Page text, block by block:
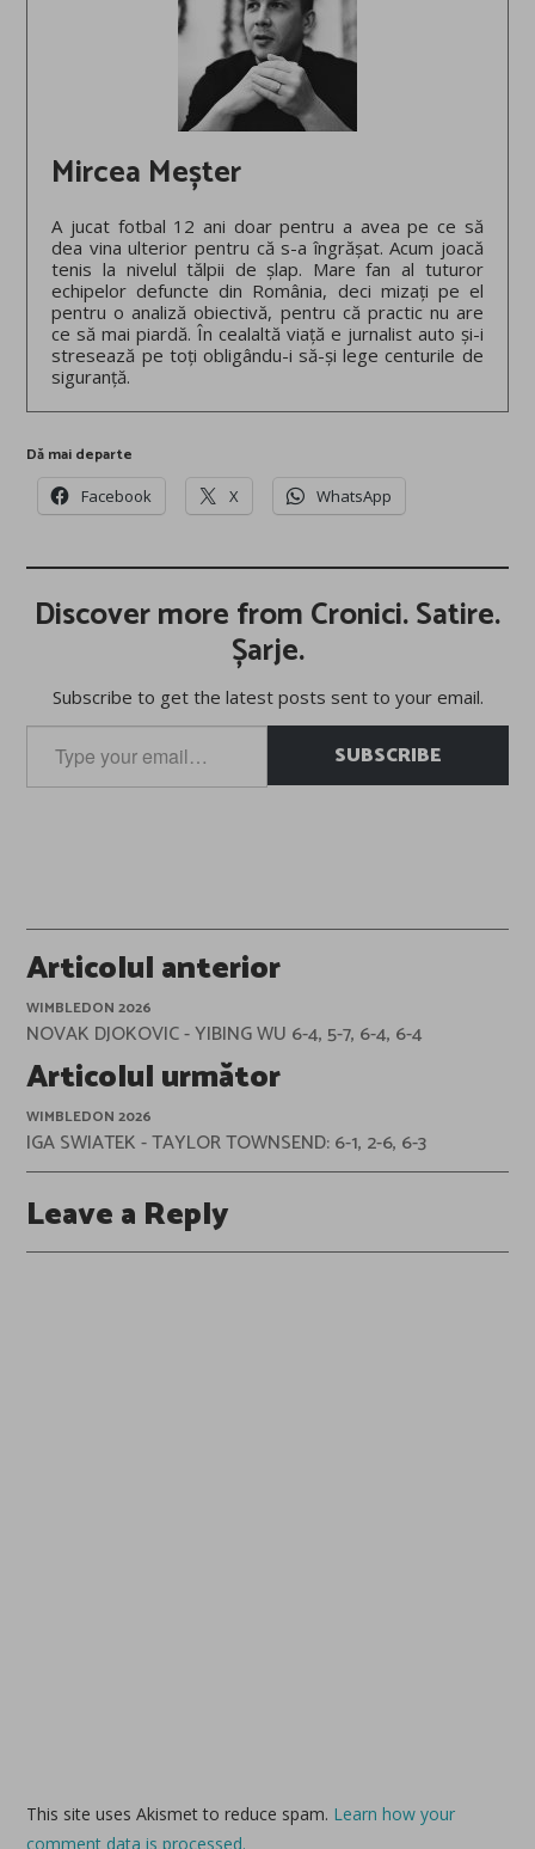
Mircea Meșter
A jucat fotbal 12 ani doar pentru a avea pe ce să
dea vina ulterior pentru că s-a îngrășat. Acum joacă
tenis la nivelul tălpii de șlap. Mare fan al tuturor
echipelor defuncte din România, deci mizați pe el
pentru o analiză obiectivă, pentru că practic nu are
ce să mai piardă. În cealaltă viață e jurnalist auto și-i
stresează pe toți obligându-i să-și lege centurile de
siguranță.
Dă mai departe
Facebook X WhatsApp
Discover more from Cronici. Satire.
Șarje.
Subscribe to get the latest posts sent to your email.
your
email…
SUBSCRIBE
Post
navigation
Articolul anterior
WIMBLEDON 2026
NOVAK DJOKOVIC - YIBING WU 6-4, 5-7, 6-4, 6-4
Articolul următor
WIMBLEDON 2026
IGA SWIATEK - TAYLOR TOWNSEND: 6-1, 2-6, 6-3
Leave a Reply
This site uses Akismet to reduce spam. Learn how your
comment data is processed.